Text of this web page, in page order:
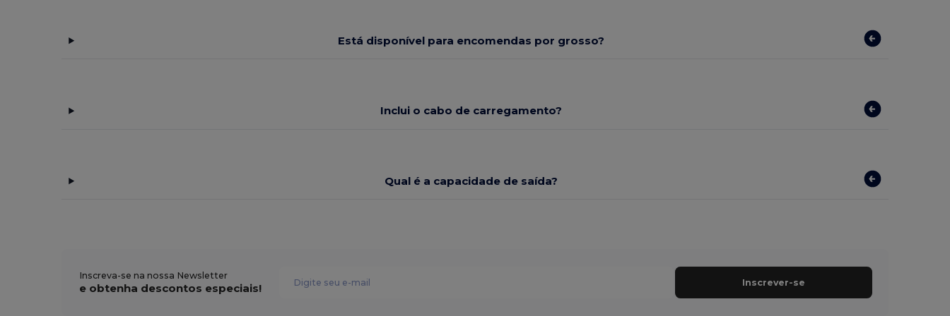
Está disponível para encomendas por grosso?
Inclui o cabo de carregamento?
Qual é a capacidade de saída?
Inscreva-se na nossa Newsletter
e obtenha descontos especiais! Inscrever-se